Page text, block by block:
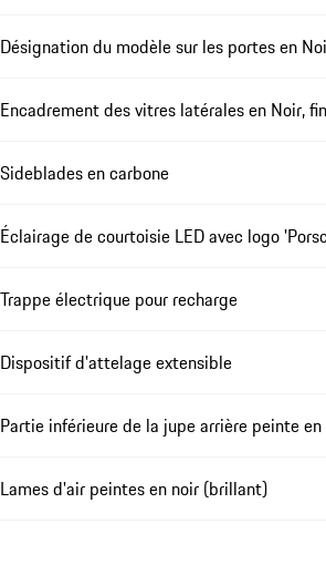
Désignation du modèle sur les portes en
Encadrement des vitres latérales en Noir,
Sideblades en carbone
Éclairage de courtoisie LED avec logo
Trappe électrique pour recharge
Dispositif d'attelage extensible
Partie inférieure de la jupe arrière peinte
Lames d'air peintes en noir (brillant)